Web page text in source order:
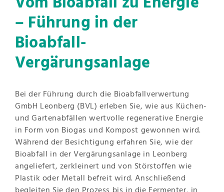
– Führung in der
Bioabfall-
Vergärungsanlage
Bei der Führung durch die Bioabfallverwertung
GmbH Leonberg (BVL) erleben Sie, wie aus Küchen-
und Gartenabfällen wertvolle regenerative Energie
in Form von Biogas und Kompost gewonnen wird.
Während der Besichtigung erfahren Sie, wie der
Bioabfall in der Vergärungsanlage in Leonberg
angeliefert, zerkleinert und von Störstoffen wie
Plastik oder Metall befreit wird. Anschließend